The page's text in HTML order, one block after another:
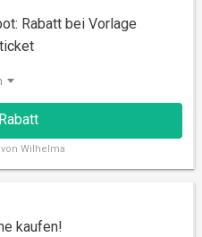
Rabatt bei Vorlage
Wilhelma
kaufen!